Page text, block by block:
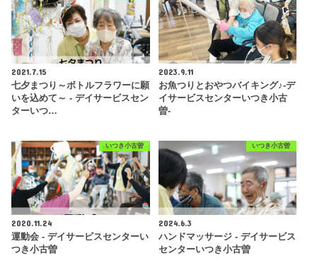
2021.7.15
七夕まつり～ボトルフラワーに願
いを込めて～ - デイサービスセン
ターいつ…
2023.9.11
お魚つりとおやつバイキング♪-デ
イサービスセンターいつき小古
曽-
いつき小古曽
2020.11.24
運動会 - デイサービスセンターい
つき小古曽
いつき小古曽
2024.6.3
ハンドマッサージ - デイサービス
センターいつき小古曽